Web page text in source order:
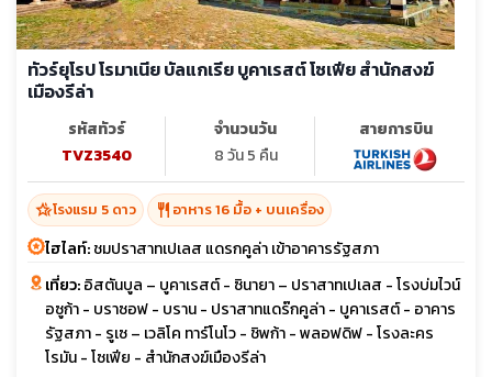
ทัวร์ยุโรป โรมาเนีย บัลแกเรีย บูคาเรสต์ โซเฟีย สำนักสงฆ์
เมืองรีล่า
รหัสทัวร์
TVZ3540
จำนวนวัน
8 วัน 5 คืน
สายการบิน
hotel_classโรงแรม 5 ดาว restaurant อาหาร 16 มื้อ + บนเครื่อง
ไฮไลท์:ชมปราสาทเปเลส แดรกคูล่า เข้าอาคารรัฐสภา
เที่ยว:อิสตันบูล – บูคาเรสต์ - ซินายา – ปราสาทเปเลส - โรงบ่มไวน์
อซูก้า - บราซอฟ - บราน - ปราสาทแดร๊กคูล่า - บูคาเรสต์ - อาคาร
รัฐสภา - รูเซ – เวลิโค ทาร์โนโว - ชิพก้า - พลอฟดิฟ - โรงละคร
โรมัน - โซเฟีย - สำนักสงฆ์เมืองรีล่า